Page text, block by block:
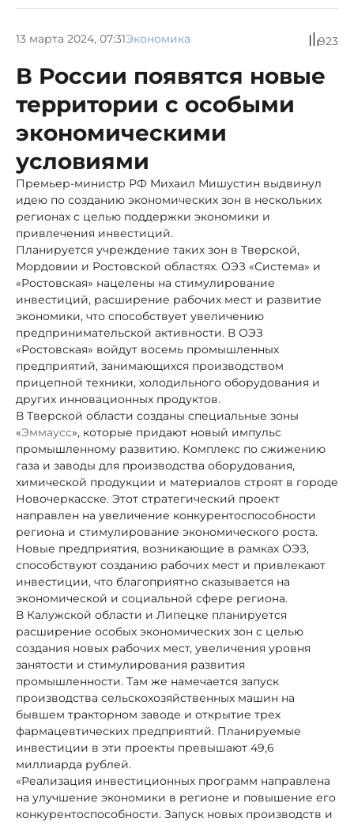
13 марта 2024, 07:31Экономика 923
В России появятся новые
территории с особыми
экономическими
условиями
Премьер-министр РФ Михаил Мишустин выдвинул
идею по созданию экономических зон в нескольких
регионах с целью поддержки экономики и
привлечения инвестиций.
Планируется учреждение таких зон в Тверской,
Мордовии и Ростовской областях. ОЭЗ «Система» и
«Ростовская» нацелены на стимулирование
инвестиций, расширение рабочих мест и развитие
экономики, что способствует увеличению
предпринимательской активности. В ОЭЗ
«Ростовская» войдут восемь промышленных
предприятий, занимающихся производством
прицепной техники, холодильного оборудования и
других инновационных продуктов.
В Тверской области созданы специальные зоны
«Эммаусс», которые придают новый импульс
промышленному развитию. Комплекс по сжижению
газа и заводы для производства оборудования,
химической продукции и материалов строят в городе
Новочеркасске. Этот стратегический проект
направлен на увеличение конкурентоспособности
региона и стимулирование экономического роста.
Новые предприятия, возникающие в рамках ОЭЗ,
способствуют созданию рабочих мест и привлекают
инвестиции, что благоприятно сказывается на
экономической и социальной сфере региона.
В Калужской области и Липецке планируется
расширение особых экономических зон с целью
создания новых рабочих мест, увеличения уровня
занятости и стимулирования развития
промышленности. Там же намечается запуск
производства сельскохозяйственных машин на
бывшем тракторном заводе и открытие трех
фармацевтических предприятий. Планируемые
инвестиции в эти проекты превышают 49,6
миллиарда рублей.
«Реализация инвестиционных программ направлена
на улучшение экономики в регионе и повышение его
конкурентоспособности. Запуск новых производств и